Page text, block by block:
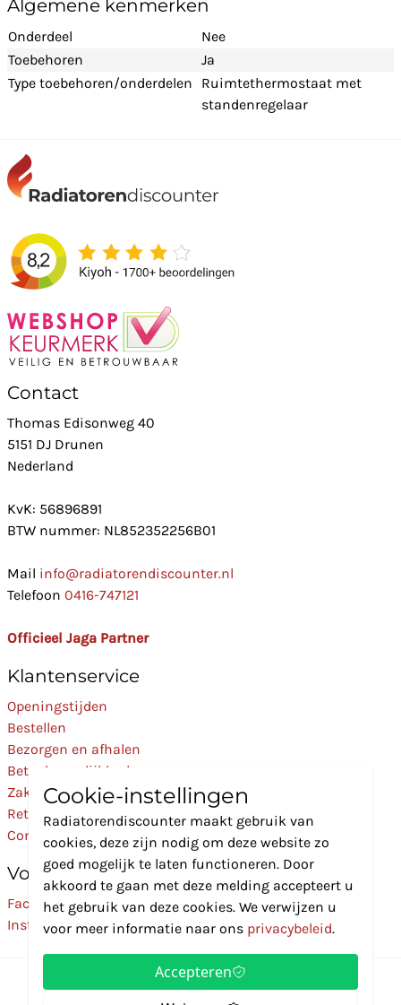
Algemene kenmerken
Onderdeel
Nee
Toebehoren
Ja
Type toebehoren/onderdelen
Ruimtethermostaat met
standenregelaar
Contact
Thomas Edisonweg 40
5151 DJ Drunen
Nederland
KvK: 56896891
BTW nummer: NL852352256B01
Mail info@radiatorendiscounter.nl
Telefoon 0416-747121
Officieel Jaga Partner
Klantenservice
Openingstijden
Bestellen
Bezorgen en afhalen
Betaalmogelijkheden
Zakelijk
Retourneren
Contact
Volg Ons
Facebook
Instagram
Cookie-instellingen
Radiatorendiscounter maakt gebruik van
cookies, deze zijn nodig om deze website zo
goed mogelijk te laten functioneren. Door
akkoord te gaan met deze melding accepteert u
het gebruik van deze cookies. We verwijzen u
voor meer informatie naar ons privacybeleid.
Accepteren